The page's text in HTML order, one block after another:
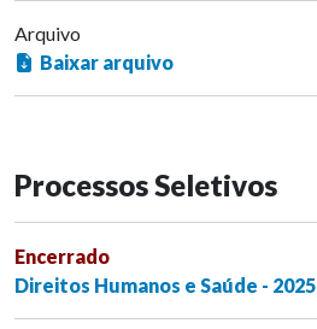
Arquivo
Baixar arquivo
Processos Seletivos
Encerrado
Direitos Humanos e Saúde - 2025